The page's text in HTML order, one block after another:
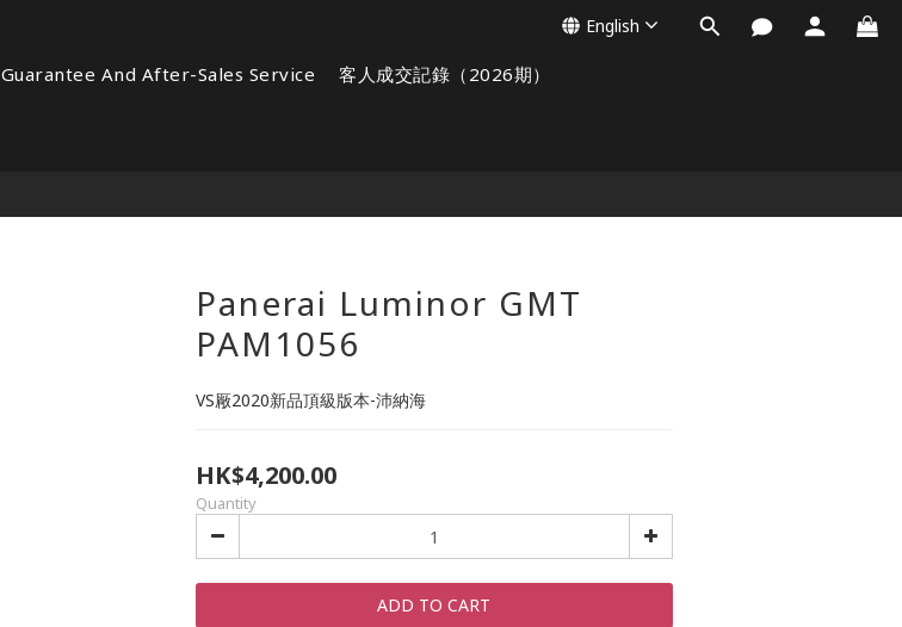
Guarantee And After-Sales Service 客人成交記錄（2026期）
English
Panerai Luminor GMT
PAM1056
VS厰2020新品頂級版本-沛納海
HK$4,200.00
Quantity
ADD TO CART